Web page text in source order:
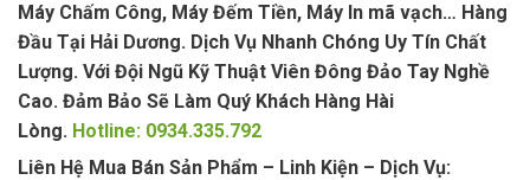
Máy Chấm Công, Máy Đếm Tiền, Máy In mã vạch… Hàng
Đầu Tại Hải Dương. Dịch Vụ Nhanh Chóng Uy Tín Chất
Lượng. Với Đội Ngũ Kỹ Thuật Viên Đông Đảo Tay Nghề
Cao. Đảm Bảo Sẽ Làm Quý Khách Hàng Hài
Lòng. Hotline: 0934.335.792
Liên Hệ Mua Bán Sản Phẩm – Linh Kiện – Dịch Vụ: